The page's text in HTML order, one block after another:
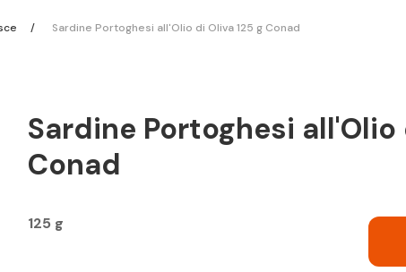
Sardine Portoghesi all'Olio di Oliva 125 g Conad
Sardine Portoghesi all'Olio
Conad
125 g